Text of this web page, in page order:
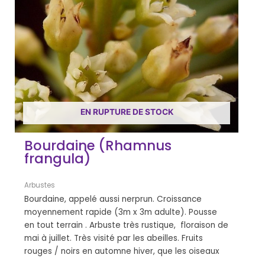
EN RUPTURE DE STOCK
Bourdaine (Rhamnus
frangula)
Arbustes
Bourdaine, appelé aussi nerprun. Croissance
moyennement rapide (3m x 3m adulte). Pousse
en tout terrain . Arbuste très rustique, floraison de
mai à juillet. Très visité par les abeilles. Fruits
rouges / noirs en automne hiver, que les oiseaux